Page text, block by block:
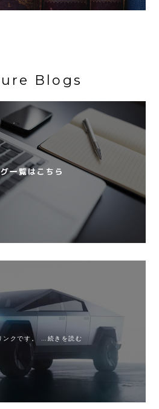
Blogs
一覧はこちら
クです。 …続きを読む